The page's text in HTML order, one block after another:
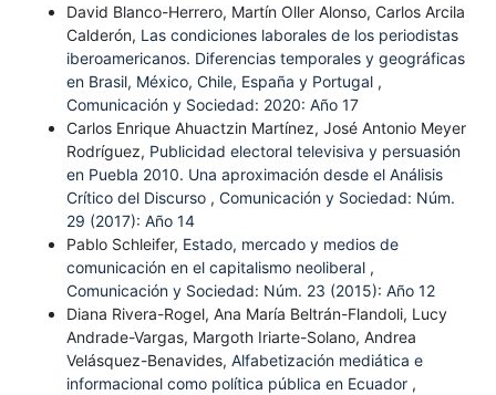
David Blanco-Herrero, Martín Oller Alonso, Carlos Arcila
Calderón, Las condiciones laborales de los periodistas
iberoamericanos. Diferencias temporales y geográficas
en Brasil, México, Chile, España y Portugal ,
Comunicación y Sociedad: 2020: Año 17
Carlos Enrique Ahuactzin Martínez, José Antonio Meyer
Rodríguez, Publicidad electoral televisiva y persuasión
en Puebla 2010. Una aproximación desde el Análisis
Crítico del Discurso , Comunicación y Sociedad: Núm.
29 (2017): Año 14
Pablo Schleifer, Estado, mercado y medios de
comunicación en el capitalismo neoliberal ,
Comunicación y Sociedad: Núm. 23 (2015): Año 12
Diana Rivera-Rogel, Ana María Beltrán-Flandoli, Lucy
Andrade-Vargas, Margoth Iriarte-Solano, Andrea
Velásquez-Benavides, Alfabetización mediática e
informacional como política pública en Ecuador ,